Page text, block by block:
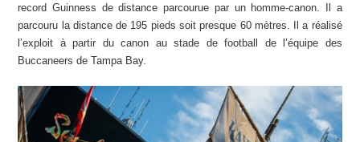
record Guinness de distance parcourue par un homme-canon. Il a
parcouru la distance de 195 pieds soit presque 60 mètres. Il a réalisé
l’exploit à partir du canon au stade de football de l’équipe des
Buccaneers deTampa Bay.